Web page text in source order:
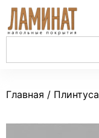
Главная / Плинтуса